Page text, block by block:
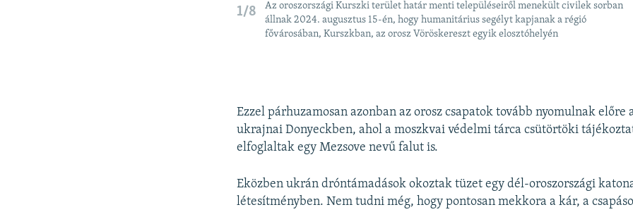
1/8
Az oroszországi Kurszki terület határ menti településeiről menekült civilek sorban
állnak 2024. augusztus 15-én, hogy humanitárius segélyt kapjanak a régió
fővárosában, Kurszkban, az orosz Vöröskereszt egyik elosztóhelyén
Ezzel párhuzamosan azonban az orosz csapatok tovább nyomulnak előre
ukrajnai Donyeckben, ahol a moszkvai védelmi tárca csütörtöki
elfoglaltak egy Mezsove nevű falut is.
Eközben ukrán dróntámadások okoztak tüzet egy dél-oroszországi
létesítményben. Nem tudni még, hogy pontosan mekkora a kár, a